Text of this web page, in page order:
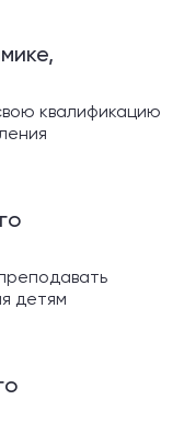
квалификацию
детям